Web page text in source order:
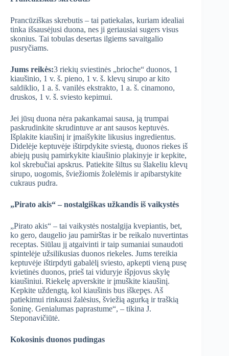
Prancūziškas skrebutis – tai patiekalas, kuriam idealiai
tinka išsausėjusi duona, nes ji geriausiai sugers visus
skonius. Tai tobulas desertas ilgiems savaitgalio
pusryčiams.
Jums reikės:3 riekių sviestinės „brioche“ duonos, 1
kiaušinio, 1 v. š. pieno, 1 v. š. klevų sirupo ar kito
saldiklio, 1 a. š. vanilės ekstrakto, 1 a. š. cinamono,
druskos, 1 v. š. sviesto kepimui.
Jei jūsų duona nėra pakankamai sausa, ją trumpai
paskrudinkite skrudintuve ar ant sausos keptuvės.
Išplakite kiaušinį ir įmaišykite likusius ingredientus.
Didelėje keptuvėje ištirpdykite sviestą, duonos riekes iš
abiejų pusių pamirkykite kiaušinio plakinyje ir kepkite,
kol skrebučiai apskrus. Patiekite šiltus su šlakeliu klevų
sirupo, uogomis, šviežiomis žolelėmis ir apibarstykite
cukraus pudra.
„Pirato akis“ – nostalgiškas užkandis iš vaikystės
„Pirato akis“ – tai vaikystės nostalgija kvepiantis, bet,
ko gero, daugelio jau pamirštas ir be reikalo nuvertintas
receptas. Siūlau jį atgaivinti ir taip sumaniai sunaudoti
spintelėje užsilikusias duonos riekeles. Jums tereikia
keptuvėje ištirpdyti gabalėlį sviesto, apkepti vieną pusę
kvietinės duonos, prieš tai viduryje išpjovus skylę
kiaušiniui. Riekelę apverskite ir įmuškite kiaušinį.
Kepkite uždengtą, kol kiaušinis bus iškepęs. Aš
patiekimui rinkausi žalėsius, šviežią agurką ir traškią
šoninę. Genialumas paprastume“, – tikina J.
Steponavičiūtė.
Kokosinis duonos pudingas